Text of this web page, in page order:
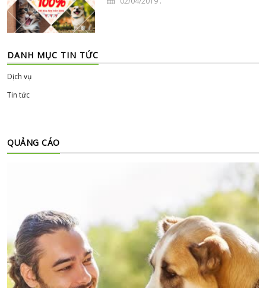
DANH MỤC TIN TỨC
Dịch vụ
Tin tức
QUẢNG CÁO